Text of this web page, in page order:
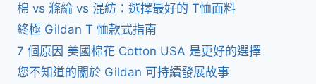
棉 vs 滌綸 vs 混紡：選擇最好的 T恤面料
終極 Gildan T 恤款式指南
7 個原因 美國棉花 Cotton USA 是更好的選擇
您不知道的關於 Gildan 可持續發展故事